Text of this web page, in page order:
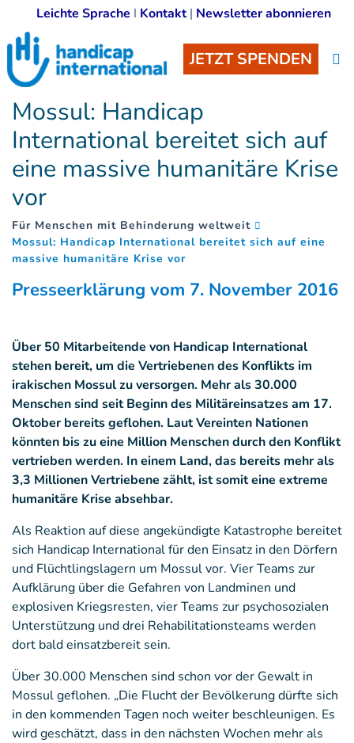
Leichte Sprache I Kontakt| Newsletter abonnieren
JETZT SPENDEN
Mossul: Handicap
International bereitet sich auf
eine massive humanitäre Krise
vor
Für Menschen mit Behinderung weltweit
Mossul: Handicap International bereitet sich auf eine
massive humanitäre Krise vor(
Presseerklärung vom 7. November 2016
Über 50 Mitarbeitende von Handicap International
stehen bereit, um die Vertriebenen des Konflikts im
irakischen Mossul zu versorgen. Mehr als 30.000
Menschen sind seit Beginn des Militäreinsatzes am 17.
Oktober bereits geflohen. Laut Vereinten Nationen
könnten bis zu eine Million Menschen durch den Konflikt
vertrieben werden. In einem Land, das bereits mehr als
3,3 Millionen Vertriebene zählt, ist somit eine extreme
humanitäre Krise absehbar.
Als Reaktion auf diese angekündigte Katastrophe bereitet
sich Handicap International für den Einsatz in den Dörfern
und Flüchtlingslagern um Mossul vor. Vier Teams zur
Aufklärung über die Gefahren von Landminen und
explosiven Kriegsresten, vier Teams zur psychosozialen
Unterstützung und drei Rehabilitationsteams werden
dort bald einsatzbereit sein.
Über 30.000 Menschen sind schon vor der Gewalt in
Mossul geflohen. „Die Flucht der Bevölkerung dürfte sich
in den kommenden Tagen noch weiter beschleunigen. Es
wird geschätzt, dass in den nächsten Wochen mehr als